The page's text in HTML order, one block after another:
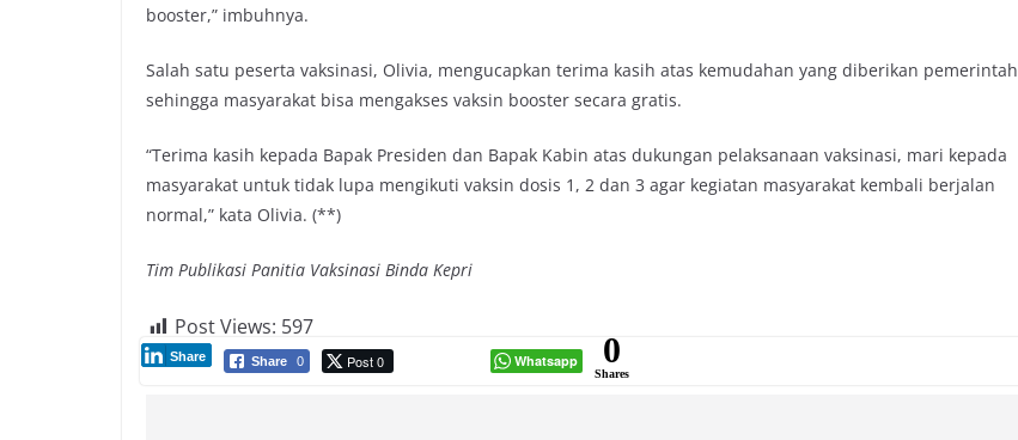
booster,” imbuhnya.
Salah satu peserta vaksinasi, Olivia, mengucapkan terima kasih atas kemudahan yang diberikan pemerintah
sehingga masyarakat bisa mengakses vaksin booster secara gratis.
“Terima kasih kepada Bapak Presiden dan Bapak Kabin atas dukungan pelaksanaan vaksinasi, mari kepada
masyarakat untuk tidak lupa mengikuti vaksin dosis 1, 2 dan 3 agar kegiatan masyarakat kembali berjalan
normal,” kata Olivia. (**)
Tim Publikasi Panitia Vaksinasi Binda Kepri
Post Views: 597
Share 0 Post 0
Share Whatsapp 0
Shares